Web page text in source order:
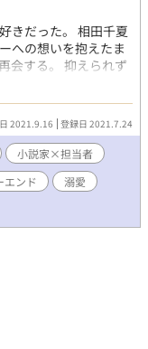
きだった。 相田千夏
への想いを抱えたま
会する。 抑えられず
縮めてくる彼に、わ
ある山奥へ行くこと
た風習や過去のトラ
する千夏をよそに、
リスの過去にまつわ
2021.9.16 登録日 2021.7.24
小説家×担当者
エンド
溺愛